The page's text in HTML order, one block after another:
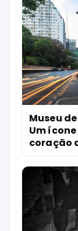
Museu
Um
coração